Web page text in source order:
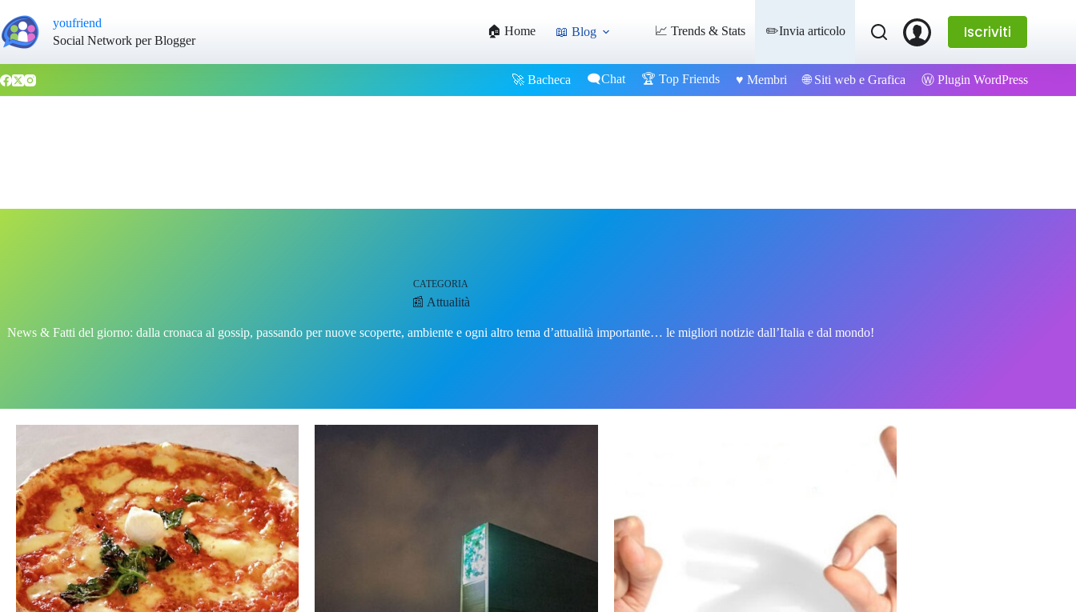
youfriend
Social Network per Blogger
🏠 Home 📖 Blog 📈 Trends & Stats ✏️Invia articolo Iscriviti
🚀 Bacheca 🗨️Chat 🏆 Top Friends ♥️ Membri 🌐 Siti web e Grafica Ⓦ Plugin WordPress
CATEGORIA
📰 Attualità
News & Fatti del giorno: dalla cronaca al gossip, passando per nuove scoperte, ambiente e ogni altro tema d’attualità importante… le migliori notizie dall’Italia e dal mondo!